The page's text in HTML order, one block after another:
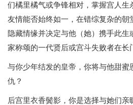
们橘里橘气或争锋相对，掌握宫人生
友情能否始终如一，在错综复杂的朝
隐藏情缘并决定与他（她）携手此生
家称颂的一代贤后或宫斗失败者在长
与你少年结发的皇帝，你将与他甜蜜
仇？
后宫里衣香鬓影，你是选择与她们亲